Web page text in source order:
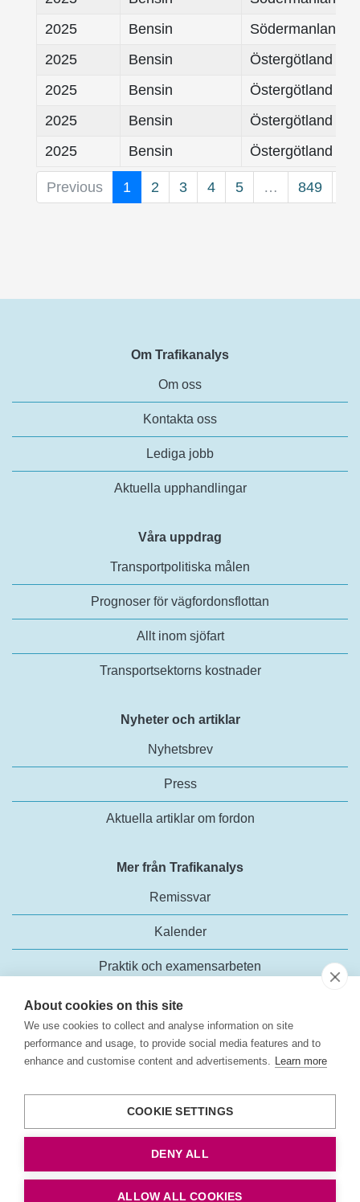
About cookies on this site
We use cookies to collect and analyse information on site
performance and usage, to provide social media features and to
enhance and customise content and advertisements. Learn more
COOKIE SETTINGS
DENY ALL
ALLOW ALL COOKIES
2025
Bensin
Södermanland
2025
Bensin
Östergötland
2025
Bensin
Östergötland
2025
Bensin
Östergötland
2025
Bensin Östergötland
Previous 1 2 3 4 5 … 849
Om Trafikanalys
Om oss
Kontakta oss
Lediga jobb
Aktuella upphandlingar
Våra uppdrag
Transportpolitiska målen
Prognoser för vägfordonsflottan
Allt inom sjöfart
Transportsektorns kostnader
Nyheter och artiklar
Nyhetsbrev
Press
Aktuella artiklar om fordon
Mer från Trafikanalys
Remissvar
Kalender
Praktik och examensarbeten
Webbplatsen och användarvillkor
Trafikanalys
Rosenlundsgatan 54
118 63 Stockholm
Tel: +46 (0)10-414 42 00